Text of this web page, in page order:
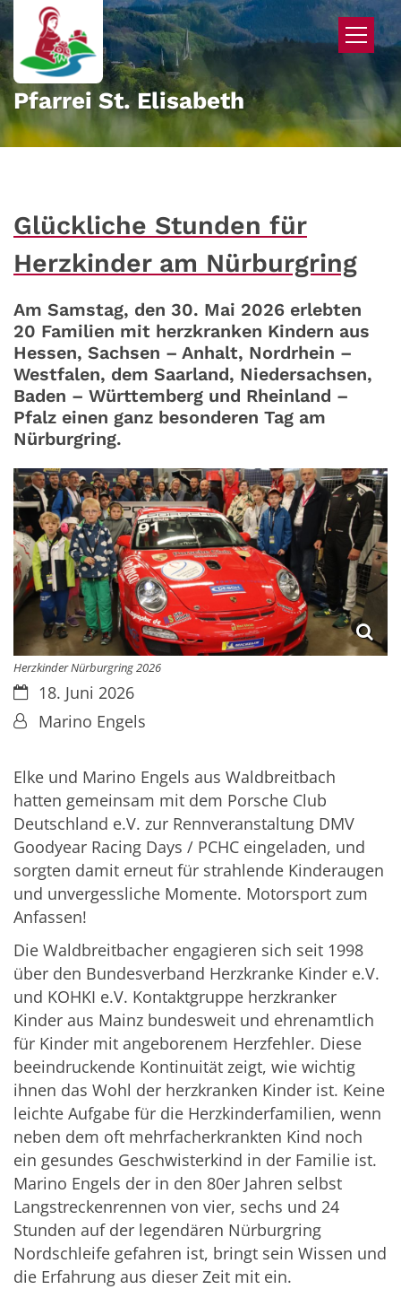
Zum Inhalt springen
Pfarrei St. Elisabeth
Glückliche Stunden für
Herzkinder am Nürburgring
Am Samstag, den 30. Mai 2026 erlebten
20 Familien mit herzkranken Kindern aus
Hessen, Sachsen – Anhalt, Nordrhein –
Westfalen, dem Saarland, Niedersachsen,
Baden – Württemberg und Rheinland –
Pfalz einen ganz besonderen Tag am
Nürburgring.
Herzkinder Nürburgring 2026
Datum:18. Juni 2026
Von:Marino Engels
Elke und Marino Engels aus Waldbreitbach
hatten gemeinsam mit dem Porsche Club
Deutschland e.V. zur Rennveranstaltung DMV
Goodyear Racing Days / PCHC eingeladen, und
sorgten damit erneut für strahlende Kinderaugen
und unvergessliche Momente. Motorsport zum
Anfassen!
Die Waldbreitbacher engagieren sich seit 1998
über den Bundesverband Herzkranke Kinder e.V.
und KOHKI e.V. Kontaktgruppe herzkranker
Kinder aus Mainz bundesweit und ehrenamtlich
für Kinder mit angeborenem Herzfehler. Diese
beeindruckende Kontinuität zeigt, wie wichtig
ihnen das Wohl der herzkranken Kinder ist. Keine
leichte Aufgabe für die Herzkinderfamilien, wenn
neben dem oft mehrfacherkrankten Kind noch
ein gesundes Geschwisterkind in der Familie ist.
Marino Engels der in den 80er Jahren selbst
Langstreckenrennen von vier, sechs und 24
Stunden auf der legendären Nürburgring
Nordschleife gefahren ist, bringt sein Wissen und
die Erfahrung aus dieser Zeit mit ein.